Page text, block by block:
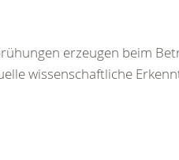
erzeugen beim
wissenschaftliche